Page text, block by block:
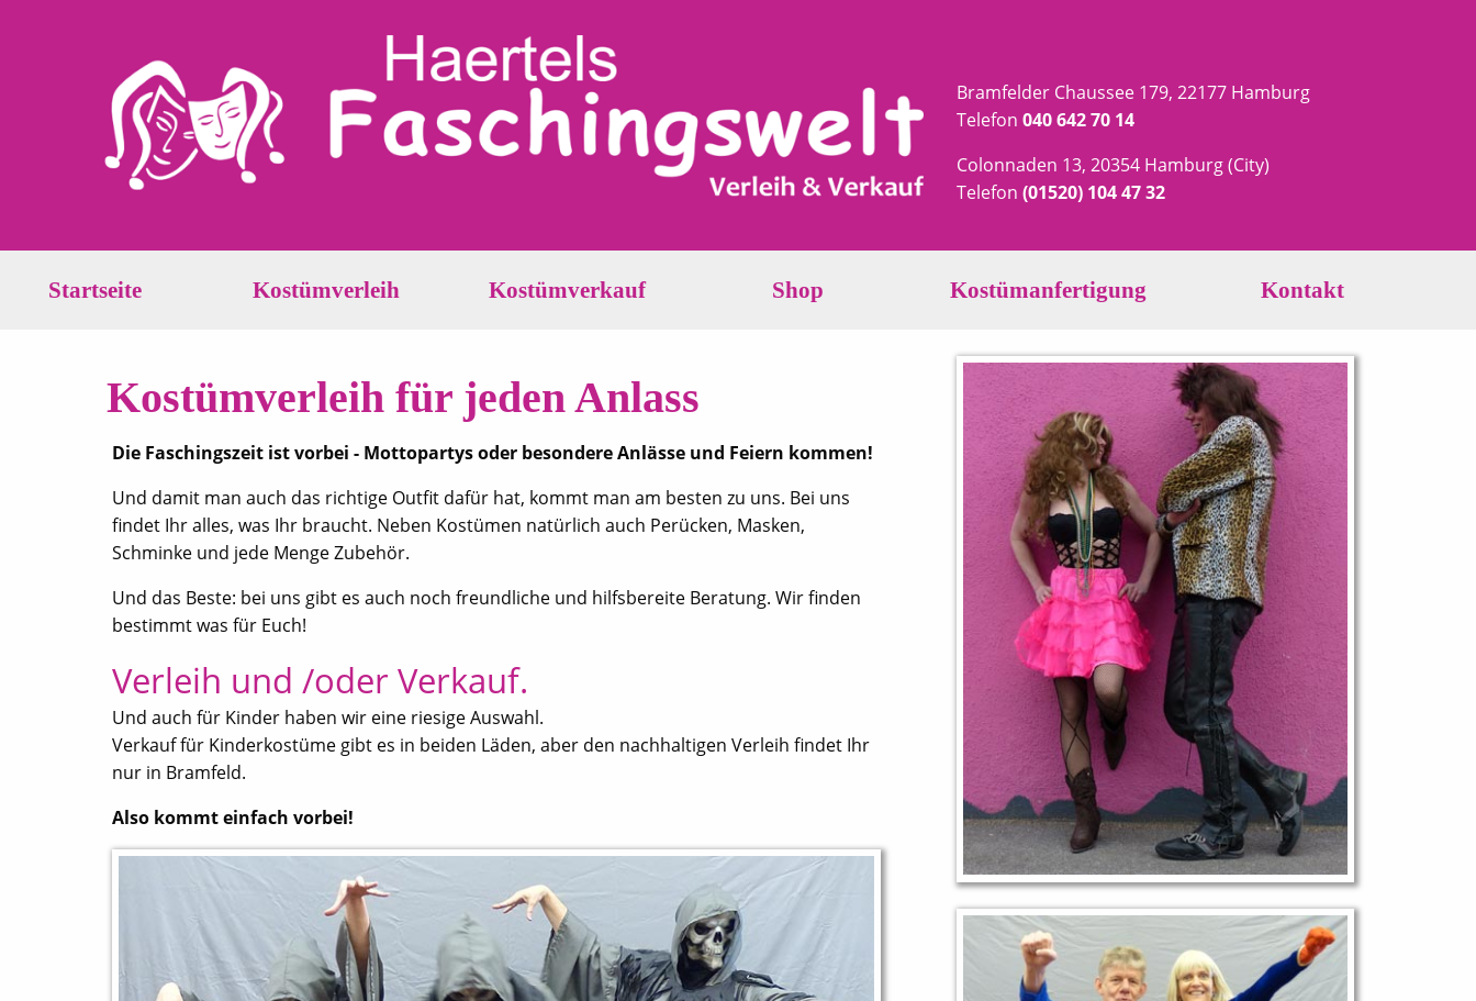
Bramfelder Chaussee 179, 22177 Hamburg
Telefon040 642 70 14
Colonnaden 13, 20354 Hamburg (City)
Telefon(01520) 104 47 32
Startseite Kostümverleih Kostümverkauf Shop Kostümanfertigung Kontakt
Kostümverleih für jeden Anlass
Die Faschingszeit ist vorbei - Mottopartys oder besondere Anlässe und Feiern kommen!
Und damit man auch das richtige Outfit dafür hat, kommt man am besten zu uns. Bei uns
findet Ihr alles, was Ihr braucht. Neben Kostümen natürlich auch Perücken, Masken,
Schminke und jede Menge Zubehör.
Und das Beste: bei uns gibt es auch noch freundliche und hilfsbereite Beratung. Wir finden
bestimmt was für Euch!
Verleih und /oder Verkauf.
Und auch für Kinder haben wir eine riesige Auswahl.
Verkauf für Kinderkostüme gibt es in beiden Läden, aber den nachhaltigen Verleih findet Ihr
nur in Bramfeld.
Also kommt einfach vorbei!